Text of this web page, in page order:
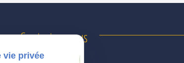
Contactez-nous
vie privée